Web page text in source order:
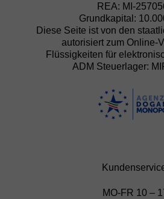
REA: MI-
Grundkapital:
Diese Seite ist von den
autorisiert zum Online-
Flüssigkeiten für
ADM Steuerlager:
MO-FR 10 –